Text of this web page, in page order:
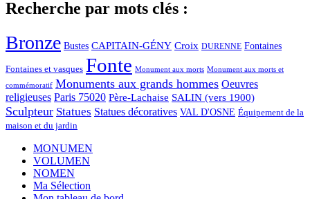
Recherche par mots clés :
Bronze Bustes CAPITAIN-GÉNY Croix DURENNE Fontaines
Fontaines et vasques Fonte Monument aux morts Monument aux morts et
commémoratif Monuments aux grands hommes Oeuvres
religieuses Paris 75020 Père-Lachaise SALIN (vers 1900)
Sculpteur Statues Statues décoratives VAL D'OSNE Équipement de la
maison et du jardin
MONUMEN
VOLUMEN
NOMEN
Ma Sélection